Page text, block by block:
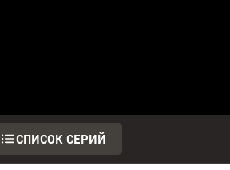
СПИСОК СЕРИЙ